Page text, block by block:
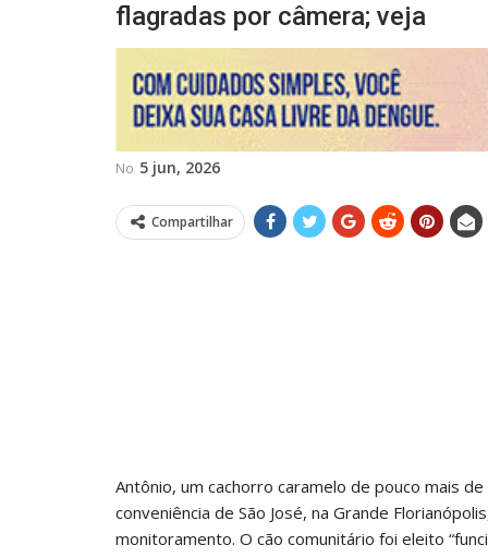
flagradas por câmera; veja
No 5 jun, 2026
Compartilhar
Antônio, um cachorro caramelo de pouco mais
conveniência de São José, na Grande
monitoramento. O cão comunitário foi eleito